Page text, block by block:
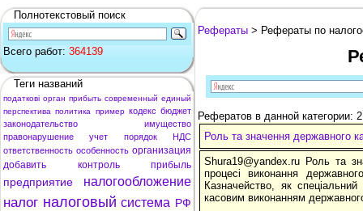
Полнотекстовый поиск
Всего работ: 364139
Теги названий
податкові орган прибыть современный единый
перспектива политика пример кодекс бюджет
законодательство
имущество
правонарушение
учет порядок
НДС
ответственность особенность организация
добавить
контроль прибыль
предприятие налогообложение
налог налоговый система РФ
Рефераты > Рефераты по
Рефератов в данной категории:
Роль та значення державного
Shura19@yandex.ru Роль та
процесі виконання
Казначейство, як
касовим виконанням